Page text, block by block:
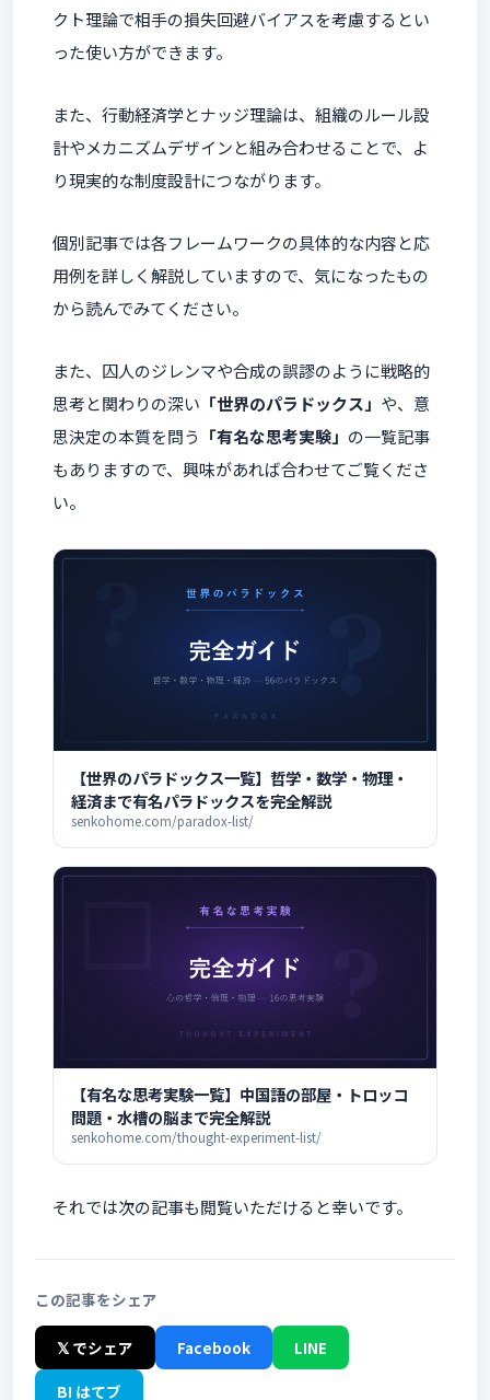
クト理論で相手の損失回避バイアスを考慮するとい
った使い方ができます。
また、行動経済学とナッジ理論は、組織のルール設
計やメカニズムデザインと組み合わせることで、よ
り現実的な制度設計につながります。
個別記事では各フレームワークの具体的な内容と応
用例を詳しく解説していますので、気になったもの
から読んでみてください。
また、囚人のジレンマや合成の誤謬のように戦略的
思考と関わりの深い 「世界のパラドックス」 や、意
思決定の本質を問う 「有名な思考実験」 の一覧記事
もありますので、興味があれば合わせてご覧くださ
い。
【世界のパラドックス一覧】哲学・数学・物理・
経済まで有名パラドックスを完全解説
senkohome.com/paradox-list/
【有名な思考実験一覧】中国語の部屋・トロッコ
問題・水槽の脳まで完全解説
senkohome.com/thought-experiment-list/
それでは次の記事も閲覧いただけると幸いです。
この記事をシェア
𝕏 でシェア Facebook
LINE
B! はてブ